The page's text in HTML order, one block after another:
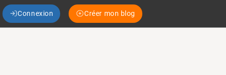
Connexion Créer mon blog